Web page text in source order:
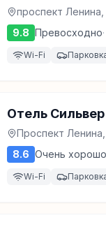
проспект Ленина,
9.8 Превосходно·
Wi-Fi
Отель
Проспект Ленина,
8.6 Очень хорошо
Wi-Fi